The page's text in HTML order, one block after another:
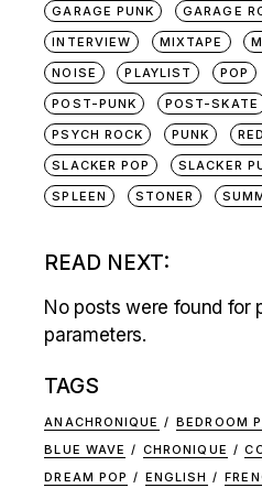
GARAGE PUNK
GARAGE
INTERVIEW
MIXTAPE
NOISE
PLAYLIST POP
POST-PUNK
POST-SKATE
PSYCH ROCK
PUNK
SLACKER POP
SLACKER
SPLEEN
STONER
READ NEXT:
No posts were found for
parameters.
TAGS
ANACHRONIQUE BEDROOM
BLUE WAVE
CHRONIQUE
DREAM POP
ENGLISH